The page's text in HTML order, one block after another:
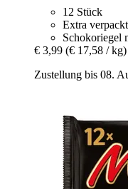
12 Stück
Extra verpackt
Schokoriegel
€ 3,99 (€ 17,58 / kg)
Zustellung bis 08.